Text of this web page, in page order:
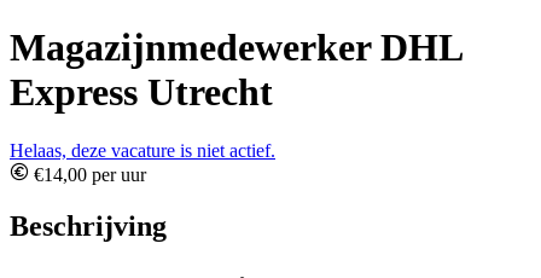
Magazijnmedewerker DHL
Express Utrecht
Helaas, deze vacature is niet actief.
€14,00 per uur
Beschrijving